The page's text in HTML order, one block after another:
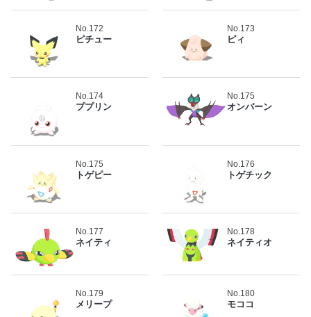
No.172
ピチュー
No.173
ピィ
No.174
ププリン
No.175
オンバーン
No.175
トゲピー
No.176
トゲチック
No.177
ネイティ
No.178
ネイティオ
No.179
メリープ
No.180
モココ